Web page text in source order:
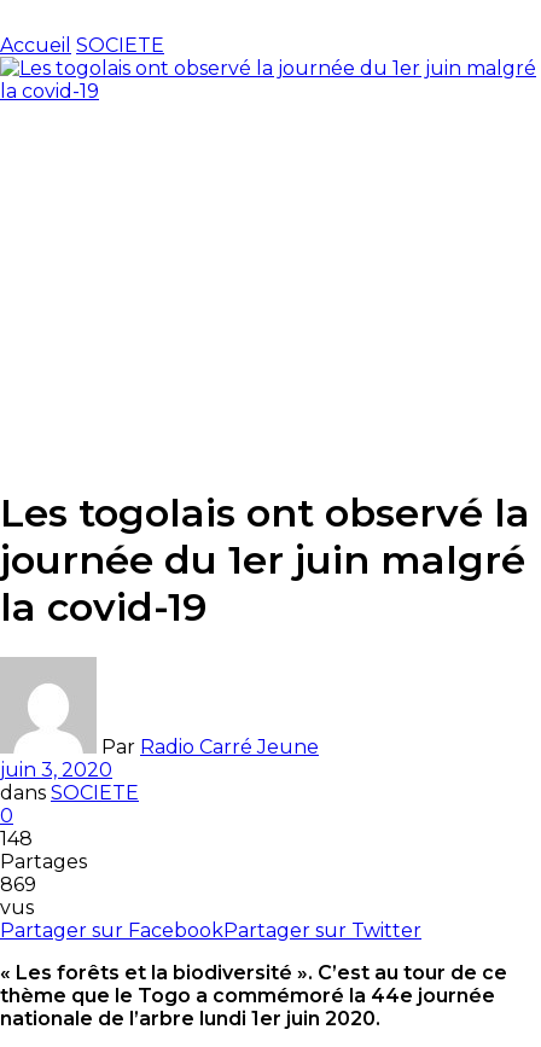
Accueil SOCIETE
Les togolais ont observé la
journée du 1er juin malgré
la covid-19
Par Radio Carré Jeune
juin 3, 2020
dans SOCIETE
0
148
Partages
869
vus
Partager sur FacebookPartager sur Twitter
« Les forêts et la biodiversité ». C’est au tour de ce
thème que le Togo a commémoré la 44e journée
nationale de l’arbre lundi 1er juin 2020.